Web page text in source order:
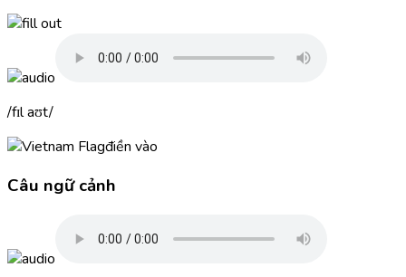
fɪl aʊt
điền vào
Câu ngữ cảnh